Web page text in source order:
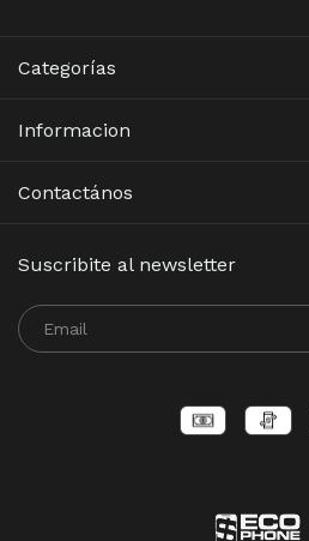
Categorías
Informacion
Contactános
Suscribite al newsletter